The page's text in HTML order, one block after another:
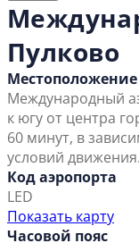
Пулково
Местоположение
Международный
к югу от центра
60 минут, в
условий движения.
Код аэропорта
LED
Показать карту
Часовой пояс